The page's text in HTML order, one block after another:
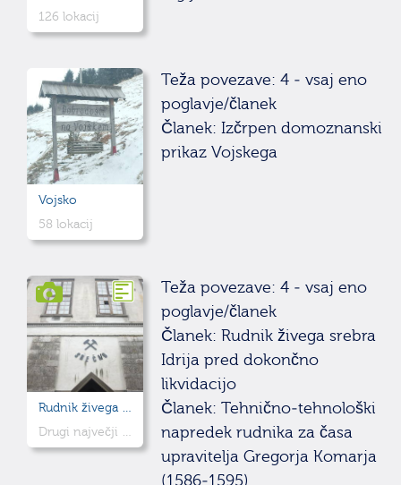
126 lokacij
Vojsko
58 lokacij
Teža povezave: 4 - vsaj eno
poglavje/članek
Članek: Izčrpen domoznanski
prikaz Vojskega
Rudnik živega srebra Idrija
Drugi največji rudnik živega srebra na svetu
Teža povezave: 4 - vsaj eno
poglavje/članek
Članek: Rudnik živega srebra
Idrija pred dokončno
likvidacijo
Članek: Tehnično-tehnološki
napredek rudnika za časa
upravitelja Gregorja Komarja